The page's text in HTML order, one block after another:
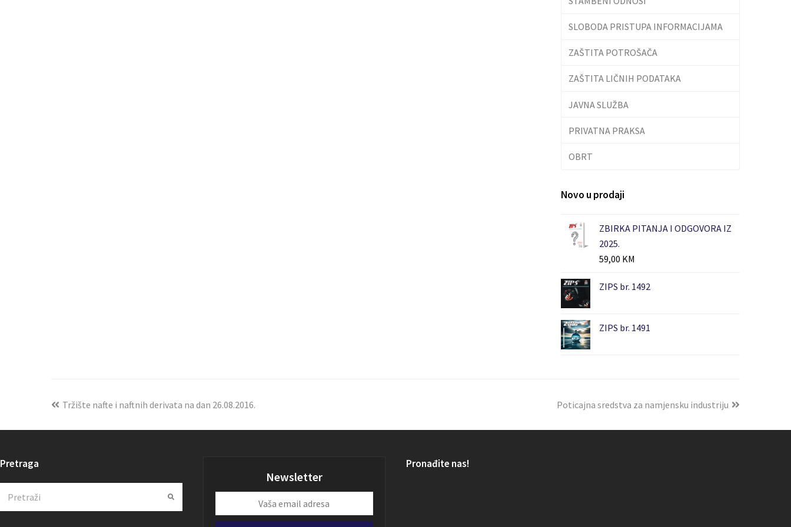
SLOBODA PRISTUPA INFORMACIJAMA
ZAŠTITA POTROŠAČA
ZAŠTITA LIČNIH PODATAKA
JAVNA SLUŽBA
PRIVATNA PRAKSA
OBRT
Novo u prodaji
ZBIRKA PITANJA I ODGOVORA IZ
2025.
59,00 KM
ZIPS br. 1492
ZIPS br. 1491
Tržište nafte i naftnih derivata na dan 26.08.2016. Poticajna sredstva za namjensku industriju
Pretraga
Submit
Newsletter
email
Pronađite nas!